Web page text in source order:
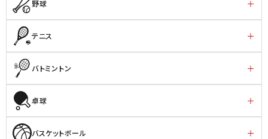
野球
テニス
バトミントン
卓球
バスケットボール